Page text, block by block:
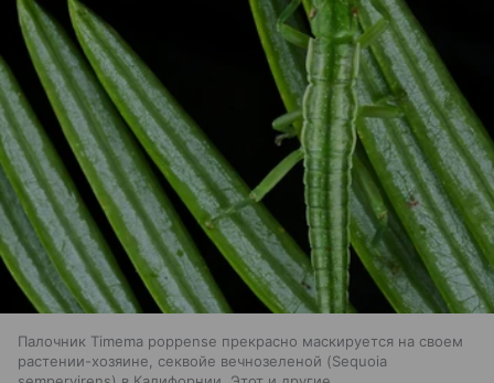
Палочник Timema poppense прекрасно маскируется на своем
растении-хозяине, секвойе вечнозеленой (Sequoia